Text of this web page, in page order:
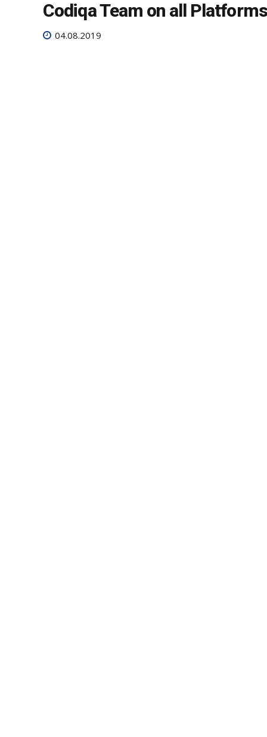
Codiqa Team on all Platforms
04.08.2019